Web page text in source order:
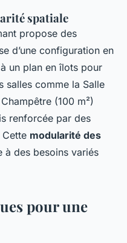
spatiale
propose des
d’une configuration en
un plan en îlots pour
salles comme la Salle
(100 m²)
renforcée par des
modularité des
à des besoins variés
pour une